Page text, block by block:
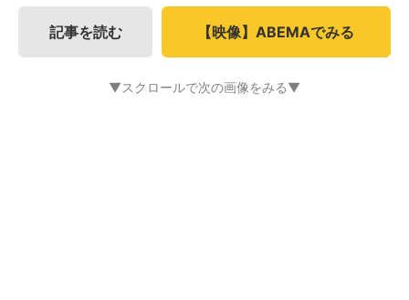
記事を読む 【映像】ABEMAでみる
▼スクロールで次の画像をみる▼